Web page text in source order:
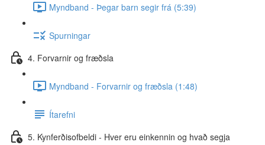
Myndband - Þegar barn segir frá (5:39)
Spurningar
4. Forvarnir og fræðsla
Myndband - Forvarnir og fræðsla (1:48)
Ítarefni
5. Kynferðisofbeldi - Hver eru einkennin og hvað segja